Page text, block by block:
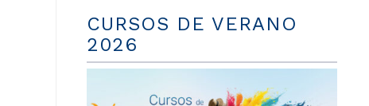
CURSOS DE VERANO
2026